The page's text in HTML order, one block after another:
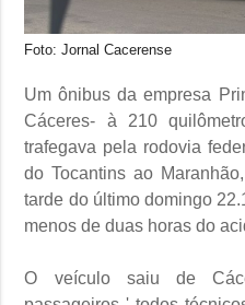
Foto: Jornal Cacerense
Um ônibus da empresa
Cáceres- à 210
trafegava pela rodovia
do Tocantins ao
tarde do último domingo
menos de duas horas do
O veículo saiu de